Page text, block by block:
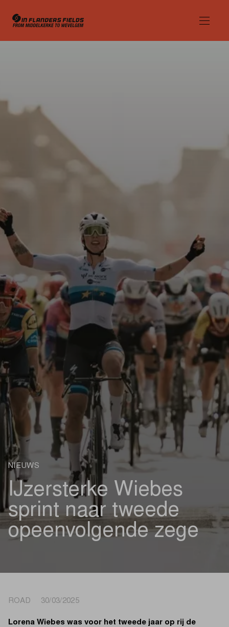
NIEUWS
IJzersterke Wiebes
sprint naar tweede
opeenvolgende zege
ROAD 30/03/2025
Lorena Wiebes was voor het tweede jaar op rij de